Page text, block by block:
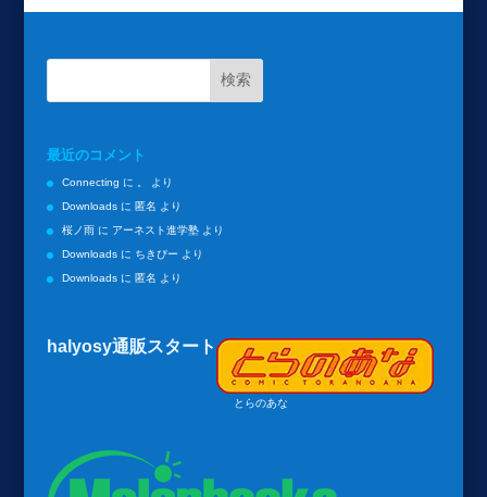
最近のコメント
Connecting に
より
Downloadsに 匿名 より
桜ノ雨に アーネスト進学塾より
Downloadsに ちきぴー より
Downloadsに 匿名 より
halyosy通販スタート
とらのあな